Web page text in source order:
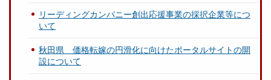
リーディングカンパニー創出応援事業の採択企業等につ
いて
秋田県 価格転嫁の円滑化に向けたポータルサイトの開
設について